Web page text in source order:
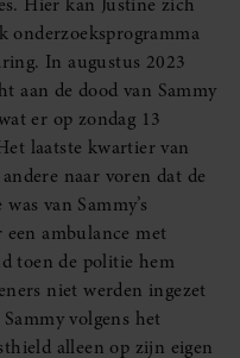
In augustus 2023
aan de dood van Sammy
er op zondag 13
laatste kwartier van
naar voren dat de
van Sammy’s
ambulance met
toen de politie hem
niet werden ingezet
volgens het
alleen op zijn eigen